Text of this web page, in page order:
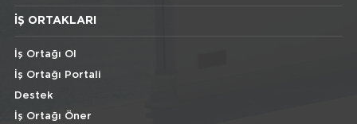
İŞ ORTAKLARI
İş Ortağı Ol
İş Ortağı Portali
Destek
İş Ortağı Öner